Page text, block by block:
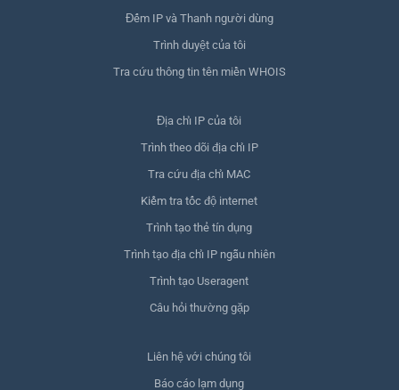
Đếm IP và Thanh người dùng
Trình duyệt của tôi
Tra cứu thông tin tên miền WHOIS
Địa chỉ IP của tôi
Trình theo dõi địa chỉ IP
Tra cứu địa chỉ MAC
Kiểm tra tốc độ internet
Trình tạo thẻ tín dụng
Trình tạo địa chỉ IP ngẫu nhiên
Trình tạo Useragent
Câu hỏi thường gặp
Liên hệ với chúng tôi
Báo cáo lạm dụng